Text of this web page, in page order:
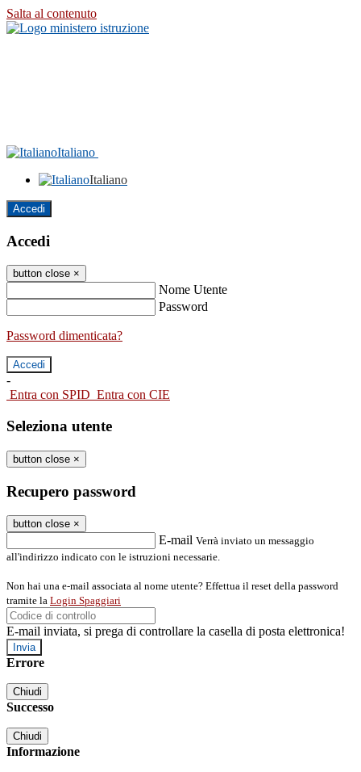
Salta al contenuto
Italiano
Italiano
Accedi
Accedi
button close ×
Nome Utente
Password
Password dimenticata?
-
Entra con SPID Entra con CIE
Seleziona utente
button close ×
Recupero password
button close ×
E-mail Verrà inviato un messaggio
all'indirizzo indicato con le istruzioni necessarie.
Non hai una e-mail associata al nome utente? Effettua il reset della password
tramite la Login Spaggiari
E-mail inviata, si prega di controllare la casella di posta elettronica!
Errore
Chiudi
Successo
Chiudi
Informazione